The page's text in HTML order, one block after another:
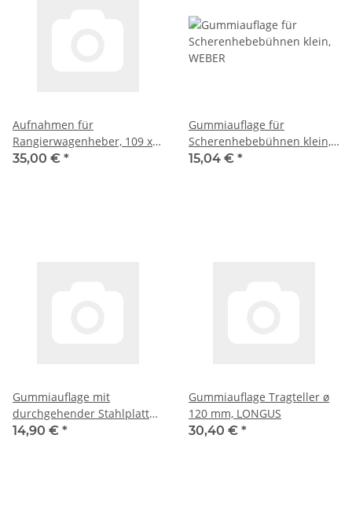
Aufnahmen für
Rangierwagenheber, 109 x
28 mm, Bolzen 30 mm Ø,
35,00 € *
Gummiauflage für
Scherenhebebühnen klein,
WEBER
15,04 € *
Gummiauflage mit
durchgehender Stahlplatte,
1 Mittelbohrung, 120 mm Ø
14,90 € *
Gummiauflage Tragteller ø
120 mm, LONGUS
30,40 € *